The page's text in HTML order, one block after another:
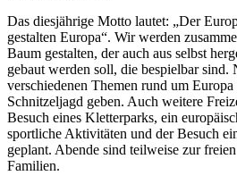
Das diesjährige Motto lautet: „Der
gestalten Europa“. Wir werden
Baum gestalten, der auch aus selbst
gebaut werden soll, die bespielbar sind.
verschiedenen Themen rund um
Schnitzeljagd geben. Auch weitere
Besuch eines Kletterparks, ein
sportliche Aktivitäten und der Besuch
geplant. Abende sind teilweise zur
Familien.